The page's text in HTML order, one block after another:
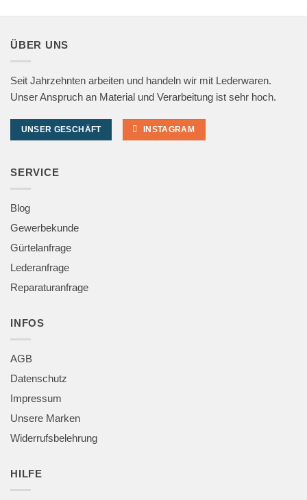
ÜBER UNS
Seit Jahrzehnten arbeiten und handeln wir mit Lederwaren.
Unser Anspruch an Material und Verarbeitung ist sehr hoch.
UNSER GESCHÄFT INSTAGRAM
SERVICE
Blog
Gewerbekunde
Gürtelanfrage
Lederanfrage
Reparaturanfrage
INFOS
AGB
Datenschutz
Impressum
Unsere Marken
Widerrufsbelehrung
HILFE